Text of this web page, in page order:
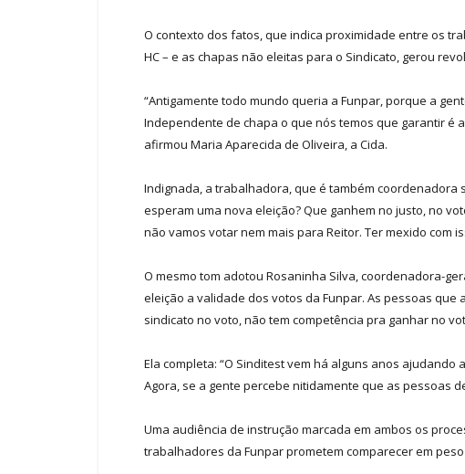
O contexto dos fatos, que indica proximidade entre os
HC – e as chapas não eleitas para o Sindicato, gerou
“Antigamente todo mundo queria a Funpar, porque a
Independente de chapa o que nós temos que garantir é
afirmou Maria Aparecida de Oliveira, a Cida.
Indignada, a trabalhadora, que é também coordenadora
esperam uma nova eleição? Que ganhem no justo, no
não vamos votar nem mais para Reitor. Ter mexido com
O mesmo tom adotou Rosaninha Silva, coordenadora-
eleição a validade dos votos da Funpar. As pessoas
sindicato no voto, não tem competência pra ganhar no
Ela completa: “O Sinditest vem há alguns anos
Agora, se a gente percebe nitidamente que as pessoas
Uma audiência de instrução marcada em ambos os
trabalhadores da Funpar prometem comparecer em